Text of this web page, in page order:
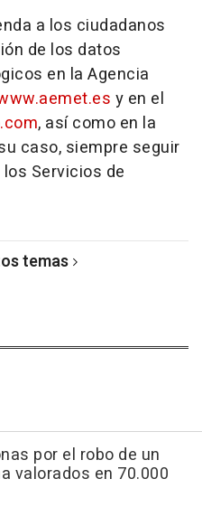
a los ciudadanos
de los datos
en la Agencia
y en el
, así como en la
caso, siempre seguir
Servicios de
temas
por el robo de un
valorados en 70.000